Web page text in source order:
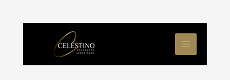
MAIN